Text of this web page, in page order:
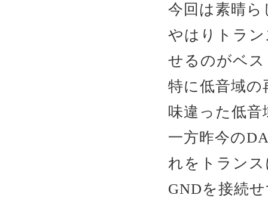
今回は素晴
やはりトラ
せるのがベ
特に低音域
味違った低
一方昨今の
れをトラン
GNDを接続